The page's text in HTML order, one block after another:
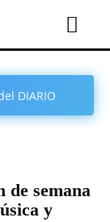
DIARIO
de semana
y